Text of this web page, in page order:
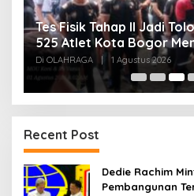
Tes Fisik Tahap II Jadi
525 Atlet Kota Bogor
Di OLAHRAGA | 1 Agustus 2026
Recent Post
Dedie Rachim
Pembangunan